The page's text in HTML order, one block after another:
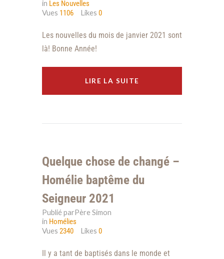
in Les Nouvelles
Vues 1106 Likes0
Les nouvelles du mois de janvier 2021 sont
là! Bonne Année!
LIRE LA SUITE
Quelque chose de changé –
Homélie baptême du
Seigneur 2021
Publié parPère Simon
in Homélies
Vues 2340 Likes0
Il y a tant de baptisés dans le monde et